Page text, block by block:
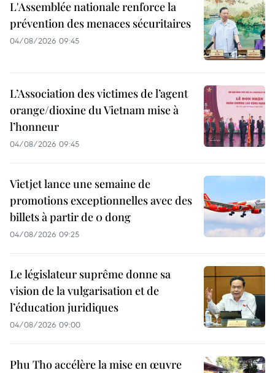
L'Assemblée nationale renforce la
prévention des menaces sécuritaires
04/08/2026 09:45
L’Association des victimes de l’agent
orange/dioxine du Vietnam mise à
l’honneur
04/08/2026 09:45
Vietjet lance une semaine de
promotions exceptionnelles avec des
billets à partir de 0 dong
04/08/2026 09:25
Le législateur suprême donne sa
vision de la vulgarisation et de
l’éducation juridiques
04/08/2026 09:00
Phu Tho accélère la mise en œuvre